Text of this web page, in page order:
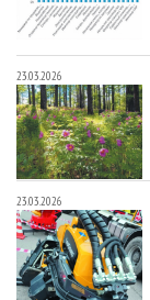
23.03.2026
23.03.2026